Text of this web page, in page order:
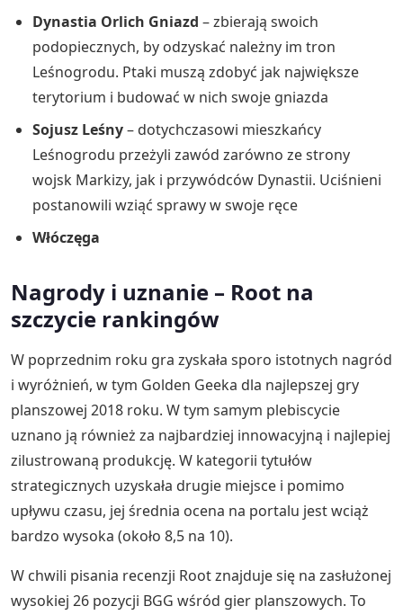
Dynastia Orlich Gniazd – zbierają swoich
podopiecznych, by odzyskać należny im tron
Leśnogrodu. Ptaki muszą zdobyć jak największe
terytorium i budować w nich swoje gniazda
Sojusz Leśny– dotychczasowi mieszkańcy
Leśnogrodu przeżyli zawód zarówno ze strony
wojsk Markizy, jak i przywódców Dynastii. Uciśnieni
postanowili wziąć sprawy w swoje ręce
Włóczęga
Nagrody i uznanie – Root na
szczycie rankingów
W poprzednim roku gra zyskała sporo istotnych nagród
i wyróżnień, w tym Golden Geeka dla najlepszej gry
planszowej 2018 roku. W tym samym plebiscycie
uznano ją również za najbardziej innowacyjną i najlepiej
zilustrowaną produkcję. W kategorii tytułów
strategicznych uzyskała drugie miejsce i pomimo
upływu czasu, jej średnia ocena na portalu jest wciąż
bardzo wysoka (około 8,5 na 10).
W chwili pisania recenzji Root znajduje się na zasłużonej
wysokiej 26 pozycji BGG wśród gier planszowych. To